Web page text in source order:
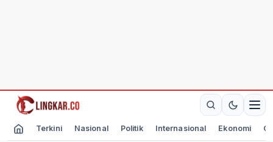
Terkini Nasional Politik Internasional Ekonomi